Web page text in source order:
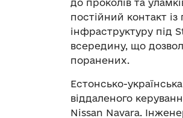
до проколів та
постійний контакт
інфраструктуру під
всередину, що
поранених.
Естонсько-
віддаленого
Nissan Navara.